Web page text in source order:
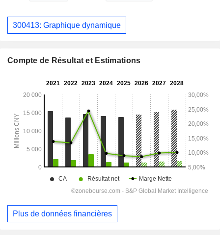
300413: Graphique dynamique
Compte de Résultat et Estimations
Plus de données financières